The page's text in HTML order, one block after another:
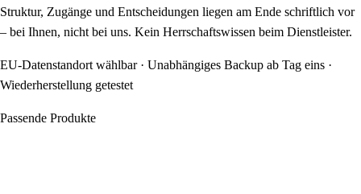
Struktur, Zugänge und Entscheidungen liegen am Ende schriftlich vor
– bei Ihnen, nicht bei uns. Kein Herrschaftswissen beim Dienstleister.
EU-Datenstandort wählbar · Unabhängiges Backup ab Tag eins ·
Wiederherstellung getestet
Passende Produkte